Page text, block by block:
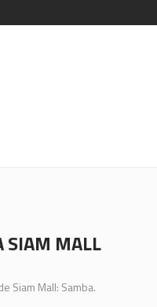
SIAM MALL
Siam Mall: Samba.